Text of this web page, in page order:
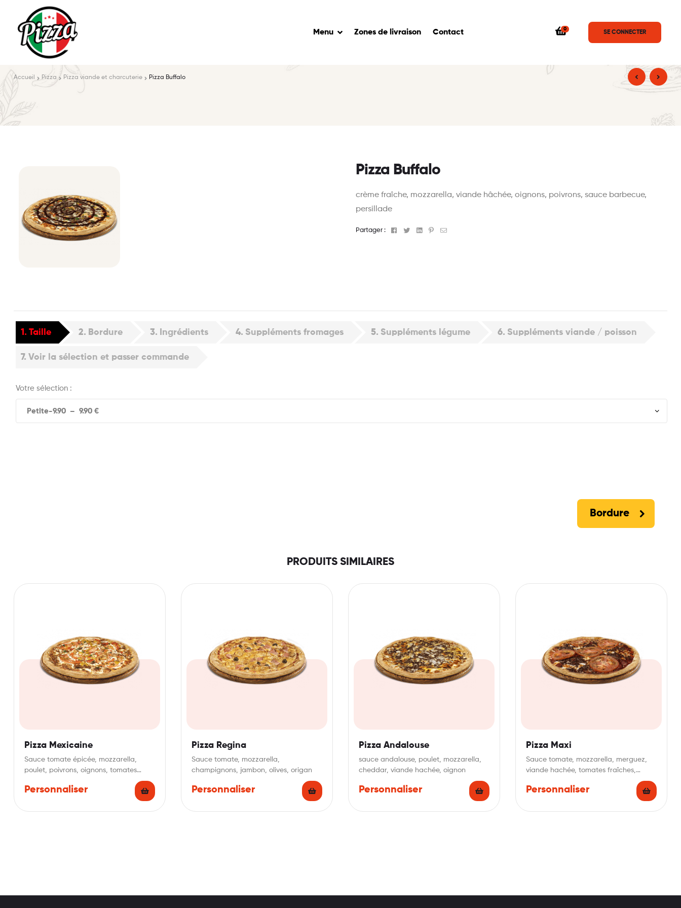
Menu Zones de livraison Contact 0
SE CONNECTER
Accueil Pizza Pizza viande et charcuterie Pizza Buffalo
Pizza Buffalo
crème fraîche, mozzarella, viande hâchée, oignons, poivrons, sauce barbecue,
persillade
Partager : Facebook
TwitterLinkedinPinterest
Email
1 Taille 2 Bordure 3 Ingrédients 4 Suppléments fromages 5 Suppléments légume 6 Suppléments viande / poisson
7 Voir la sélection et passer commande
Votre sélection :
Bordure
PRODUITS SIMILAIRES
Pizza Mexicaine
Sauce tomate épicée, mozzarella,
poulet, poivrons, oignons, tomates
Personnaliser
Pizza Regina
Sauce tomate, mozzarella,
champignons, jambon, olives, origan
Personnaliser
Pizza Andalouse
sauce andalouse, poulet, mozzarella,
cheddar, viande hachée, oignon
Personnaliser
Pizza Maxi
Sauce tomate, mozzarella, merguez,
viande hachée, tomates fraîches,
Personnaliser